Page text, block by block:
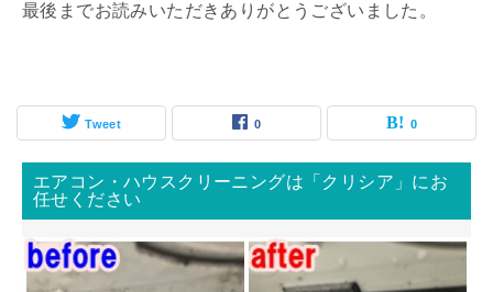
最後までお読みいただきありがとうございました。
Tweet 0 0
エアコン・ハウスクリーニングは「クリシア」にお
任せください